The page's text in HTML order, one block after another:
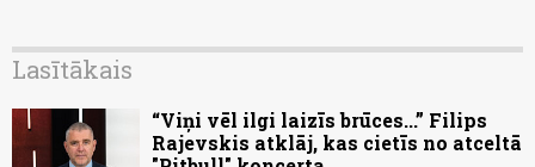
Lasītākais
“Viņi vēl ilgi laizīs brūces...” Filips
Rajevskis atklāj, kas cietīs no atceltā